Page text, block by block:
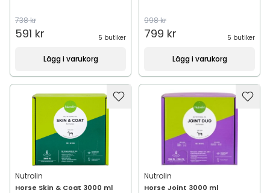
738 kr
591 kr 5 butiker
Lägg i varukorg
998 kr
799 kr 5 butiker
Lägg i varukorg
Nutrolin
Horse Skin & Coat 3000 ml
Nutrolin
Horse Joint 3000 ml